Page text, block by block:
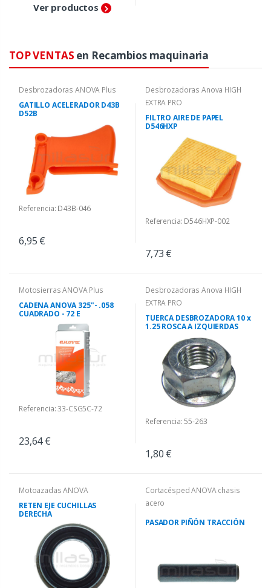
Ver productos
TOP VENTAS en Recambios maquinaria
Desbrozadoras ANOVA Plus
GATILLO ACELERADOR D43B
D52B
Referencia: D43B-046
6,95 €
Desbrozadoras Anova HIGH
EXTRA PRO
FILTRO AIRE DE PAPEL
D546HXP
Referencia: D546HXP-002
7,73 €
Motosierras ANOVA Plus
CADENA ANOVA 325"- .058
CUADRADO - 72 E
Referencia: 33-CSG5C-72
23,64 €
Desbrozadoras Anova HIGH
EXTRA PRO
TUERCA DESBROZADORA 10 x
1.25 ROSCA A IZQUIERDAS
Referencia: 55-263
1,80 €
Motoazadas ANOVA
RETEN EJE CUCHILLAS
DERECHA
Cortacésped ANOVA chasis
acero
PASADOR PIÑÓN TRACCIÓN